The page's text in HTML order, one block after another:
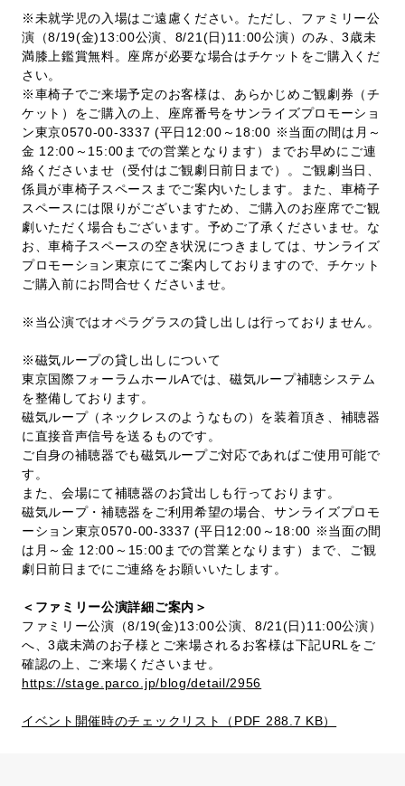
※未就学児の入場はご遠慮ください。ただし、ファミリー公
演（8/19(金)13:00公演、8/21(日)11:00公演）のみ、3歳未
満膝上鑑賞無料。座席が必要な場合はチケットをご購入くだ
さい。
※車椅子でご来場予定のお客様は、あらかじめご観劇券（チ
ケット）をご購入の上、座席番号をサンライズプロモーショ
ン東京0570-00-3337 (平日12:00～18:00 ※当面の間は月～
金 12:00～15:00までの営業となります）までお早めにご連
絡くださいませ（受付はご観劇日前日まで）。ご観劇当日、
係員が車椅子スペースまでご案内いたします。また、車椅子
スペースには限りがございますため、ご購入のお座席でご観
劇いただく場合もございます。予めご了承くださいませ。な
お、車椅子スペースの空き状況につきましては、サンライズ
プロモーション東京にてご案内しておりますので、チケット
ご購入前にお問合せくださいませ。
※当公演ではオペラグラスの貸し出しは行っておりません。
※磁気ループの貸し出しについて
東京国際フォーラムホールAでは、磁気ループ補聴システム
を整備しております。
磁気ループ（ネックレスのようなもの）を装着頂き、補聴器
に直接音声信号を送るものです。
ご自身の補聴器でも磁気ループご対応であればご使用可能で
す。
また、会場にて補聴器のお貸出しも行っております。
磁気ループ・補聴器をご利用希望の場合、サンライズプロモ
ーション東京0570-00-3337 (平日12:00～18:00 ※当面の間
は月～金 12:00～15:00までの営業となります）まで、ご観
劇日前日までにご連絡をお願いいたします。
＜ファミリー公演詳細ご案内＞
ファミリー公演（8/19(金)13:00公演、8/21(日)11:00公演）
へ、3歳未満のお子様とご来場されるお客様は下記URLをご
確認の上、ご来場くださいませ。
https://stage.parco.jp/blog/detail/2956
イベント開催時のチェックリスト（PDF 288.7 KB）